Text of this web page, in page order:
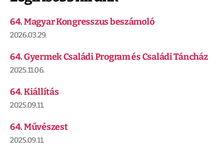
64. Magyar Kongresszus beszámoló
2026.03.29.
64. Gyermek Családi Program és Családi Táncház
2025.11.06.
64. Kiállítás
2025.09.11.
64. Művészest
2025.09.11.